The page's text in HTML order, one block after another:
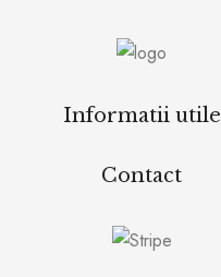
Informatii utile
Contact